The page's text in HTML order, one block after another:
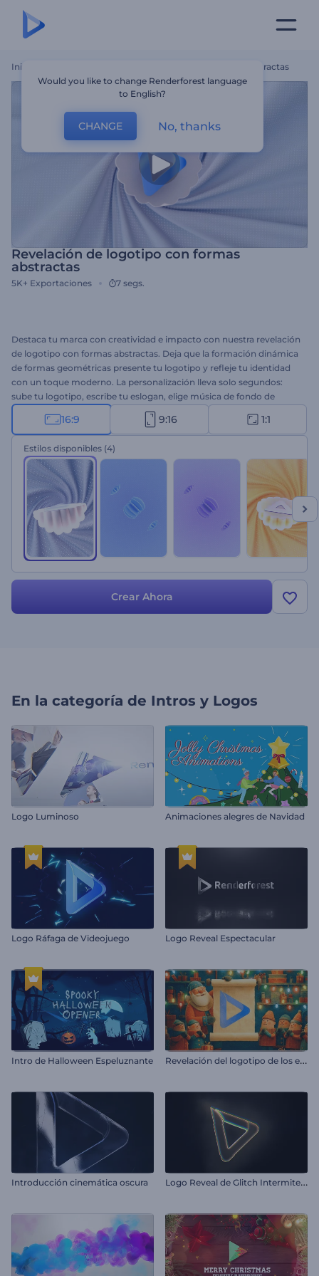
Inicio Revelación De Logotipo Con Formas Abstractas
Revelación de logotipo con formas
abstractas
5K+ Exportaciones 7 segs.
Destaca tu marca con creatividad e impacto con nuestra revelación
de logotipo con formas abstractas. Deja que la formación dinámica
de formas geométricas presente tu logotipo y refleje tu identidad
con un toque moderno. La personalización lleva solo segundos:
sube tu logotipo, escribe tu eslogan, elige música de fondo de
nuestra biblioteca musical o carga la tuya. Ideal para marcas
modernas, creativas u orientadas a la tecnología que deseen
destacar su estilo único. ¡Empieza a crear ahora!
16:9 9:16 1:1
Estilos disponibles (4)
Crear Ahora
En la categoría de Intros y Logos
Logo Luminoso Animaciones alegres de Navidad
Logo Ráfaga de Videojuego Logo Reveal Espectacular
Intro de Halloween Espeluznante R
evelación del logotipo de los elfos de Santa Claus
Introducción cinemática oscura L
ogo Reveal de Glitch Intermitente
Would you like to change Renderforest language
to English?
CHANGE No, thanks